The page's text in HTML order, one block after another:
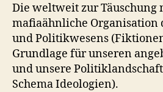
Die weltweit zur Täuschung
mafiaähnliche Organisation
und Politikwesens
Grundlage für unseren
und unsere
Schema Ideologien).